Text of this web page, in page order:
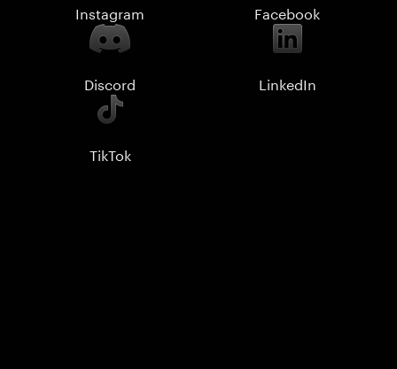
Instagram Facebook
Discord LinkedIn
TikTok